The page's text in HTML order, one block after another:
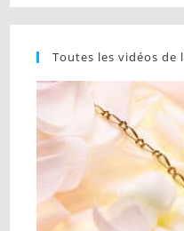
Toutes les vidéos de